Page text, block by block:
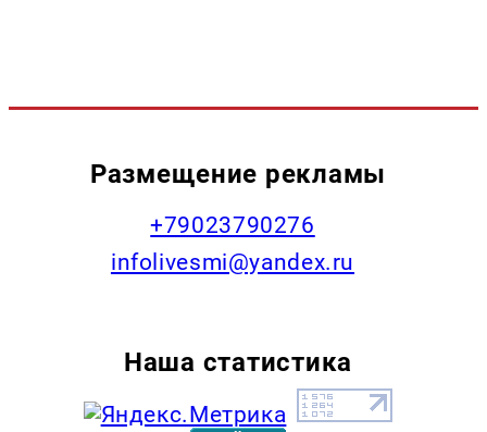
Размещение рекламы
+79023790276
infolivesmi@yandex.ru
Наша статистика